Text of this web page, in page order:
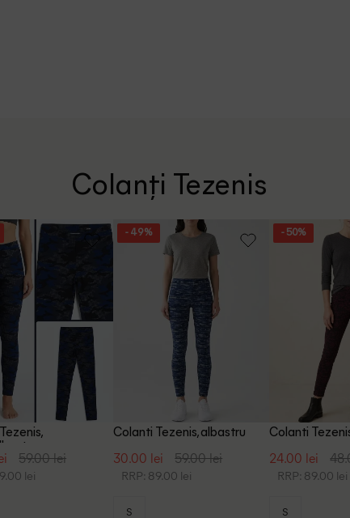
Colanți Tezenis
59.00 lei
lei
- 49%
Colanti Tezenis, albastru
30.00 lei 59.00 lei
RRP: 89.00 lei
S
- 50%
Colanti
24.00 lei
RRP: 89.00 lei
S